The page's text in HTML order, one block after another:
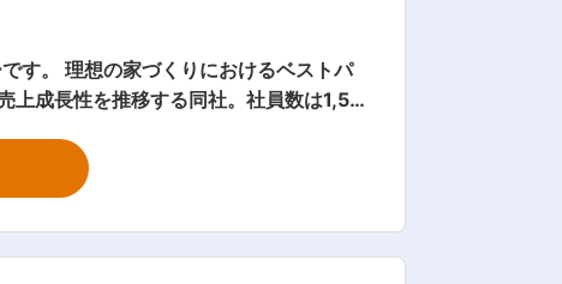
上成長性を推移する同社。社員数は1,50
の想いがつまったマイホームを施工し
はお客様に応じ様々。しっかりと経験